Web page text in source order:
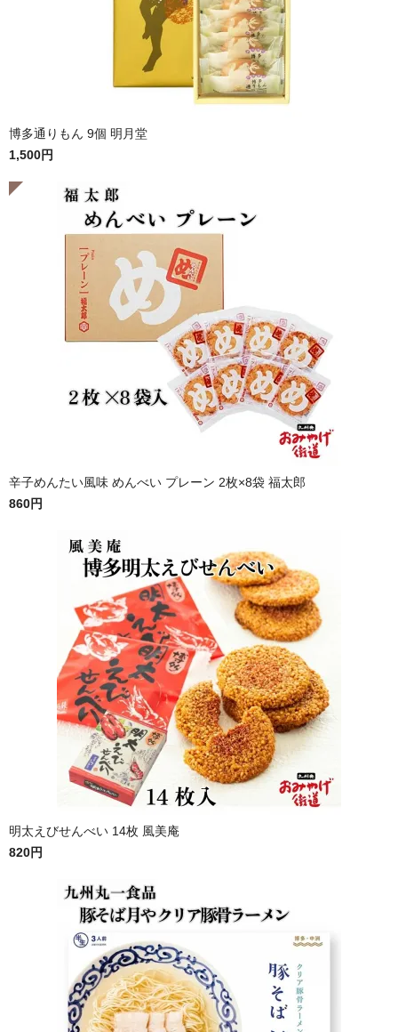
博多通りもん 9個 明月堂
1,500円
辛子めんたい風味 めんべい プレーン 2枚×8袋 福太郎
860円
明太えびせんべい 14枚 風美庵
820円